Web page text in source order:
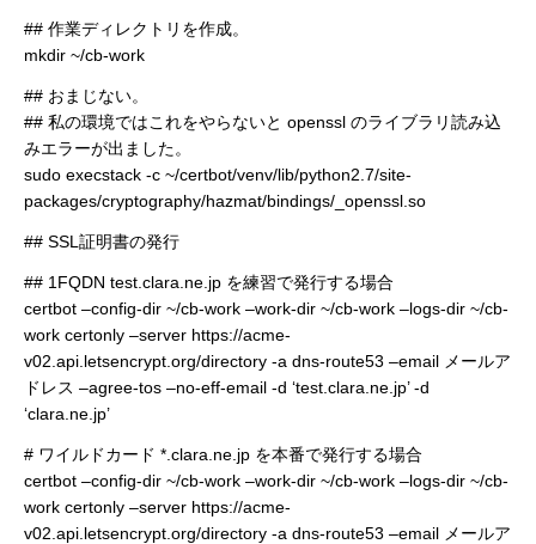
## 作業ディレクトリを作成。
mkdir ~/cb-work
## おまじない。
## 私の環境ではこれをやらないと openssl のライブラリ読み込
みエラーが出ました。
sudo execstack -c ~/certbot/venv/lib/python2.7/site-
packages/cryptography/hazmat/bindings/_openssl.so
## SSL証明書の発行
## 1FQDN test.clara.ne.jp を練習で発行する場合
certbot –config-dir ~/cb-work –work-dir ~/cb-work –logs-dir ~/cb-
work certonly –server https://acme-
v02.api.letsencrypt.org/directory -a dns-route53 –email メールア
ドレス –agree-tos –no-eff-email -d ‘test.clara.ne.jp’ -d
‘clara.ne.jp’
# ワイルドカード *.clara.ne.jp を本番で発行する場合
certbot –config-dir ~/cb-work –work-dir ~/cb-work –logs-dir ~/cb-
work certonly –server https://acme-
v02.api.letsencrypt.org/directory -a dns-route53 –email メールア